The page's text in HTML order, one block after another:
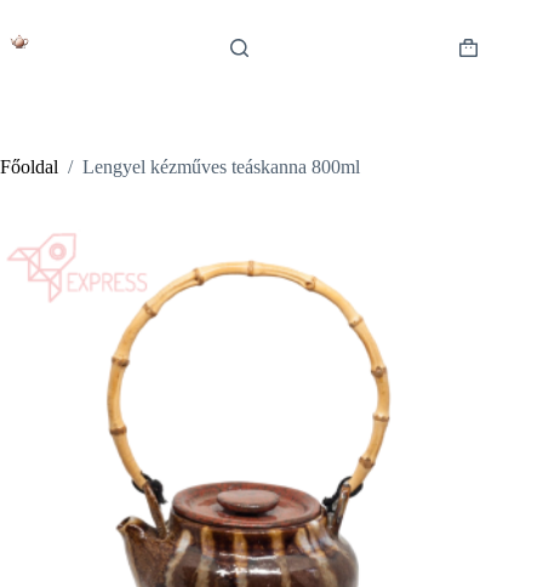
content
Shopping
Főoldal / Lengyel kézműves teáskanna 800ml